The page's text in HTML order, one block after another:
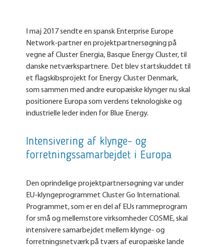
I maj 2017 sendte en spansk Enterprise Europe
Network-partner en projektpartnersøgning på
vegne af Cluster Energia, Basque Energy Cluster, til
danske netværkspartnere. Det blev startskuddet til
et flagskibsprojekt for Energy Cluster Denmark,
som sammen med andre europæiske klynger nu skal
positionere Europa som verdens teknologiske og
industrielle leder inden for Blue Energy.
Intensivering af klynge- og
forretningssamarbejdet i Europa
Den oprindelige projektpartnersøgning var under
EU-klyngeprogrammet Cluster Go International.
Programmet, som er en del af EUs rammeprogram
for små og mellemstore virksomheder COSME, skal
intensivere samarbejdet mellem klynge- og
forretningsnetværk på tværs af europæiske lande